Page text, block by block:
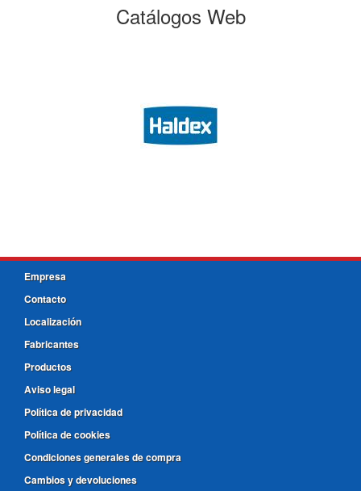
Catálogos Web
Empresa
Contacto
Localización
Fabricantes
Productos
Aviso legal
Política de privacidad
Política de cookies
Condiciones generales de compra
Cambios y devoluciones